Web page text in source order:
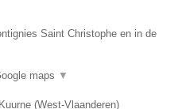
Saint Christophe en in de
maps ▼
Kuurne (West-Vlaanderen)